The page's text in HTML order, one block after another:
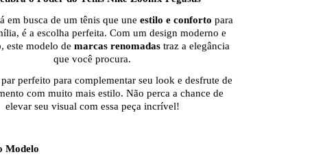
em busca de um tênis que une estilo e conforto para
é a escolha perfeita. Com um design moderno e
este modelo de marcas renomadastraz a elegância
que você procura.
perfeito para complementar seu look e desfrute de
com muito mais estilo. Não perca a chance de
elevar seu visual com essa peça incrível!
do Modelo